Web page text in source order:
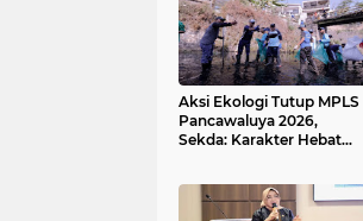
Aksi Ekologi Tutup MPLS
Pancawaluya 2026,
Sekda: Karakter Hebat